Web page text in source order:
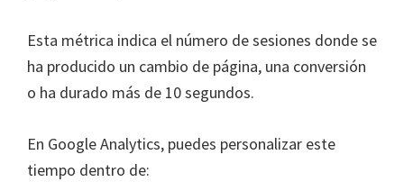
Esta métrica indica el número de sesiones donde se
ha producido un cambio de página, una conversión
o ha durado más de 10 segundos.
En Google Analytics, puedes personalizar este
tiempo dentro de: